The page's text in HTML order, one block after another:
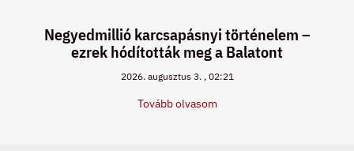
Negyedmillió karcsapásnyi történelem –
ezrek hódították meg a Balatont
2026. augusztus 3. 02:21
Tovább olvasom